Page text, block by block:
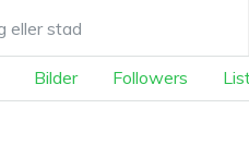
Bilder Followers